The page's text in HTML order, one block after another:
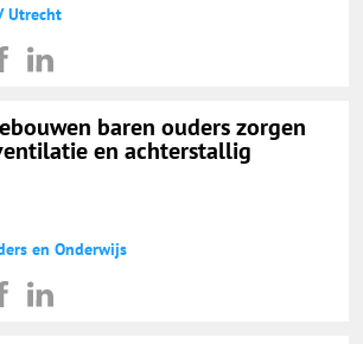
Utrecht
baren ouders zorgen
en achterstallig
en Onderwijs